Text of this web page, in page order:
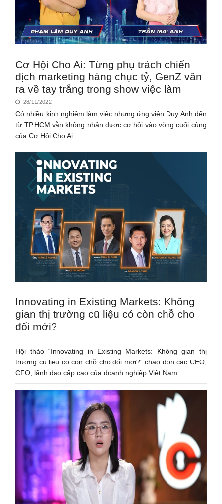
Cơ Hội Cho Ai: Từng phụ trách chiến
dịch marketing hàng chục tỷ, GenZ vẫn
ra về tay trắng trong show việc làm
28/11/2022
Có nhiều kinh nghiệm làm việc nhưng ứng viên Duy Anh đến
từ TP.HCM vẫn không nhận được cơ hội vào vòng cuối cùng
của Cơ Hội Cho Ai.
Innovating in Existing Markets: Không
gian thị trường cũ liệu có còn chỗ cho
đổi mới?
Hội thảo “Innovating in Existing Markets: Không gian thị
trường cũ liệu có còn chỗ cho đổi mới?” chào đón các CEO,
CFO, lãnh đạo cấp cao của doanh nghiệp Việt Nam.